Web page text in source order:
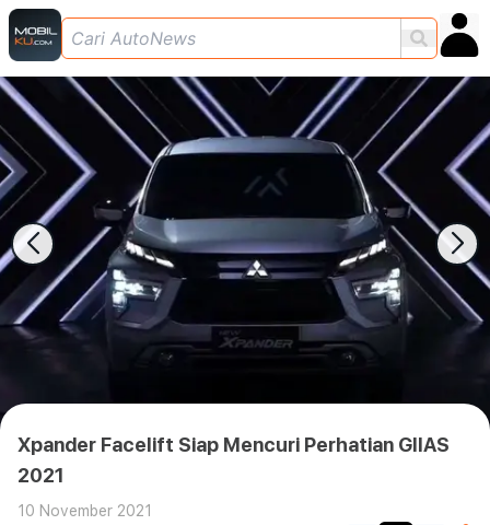
Xpander Facelift Siap Mencuri Perhatian GIIAS
2021
10 November 2021